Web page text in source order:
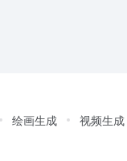
绘画生成 视频生成